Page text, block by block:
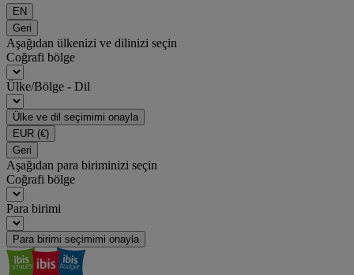
EN
Geri
Aşağıdan ülkenizi ve dilinizi seçin
Coğrafi bölge
Ülke/Bölge - Dil
Ülke ve dil seçimimi onayla
EUR (€)
Geri
Aşağıdan para biriminizi seçin
Coğrafi bölge
Para birimi
Para birimi seçimimi onayla